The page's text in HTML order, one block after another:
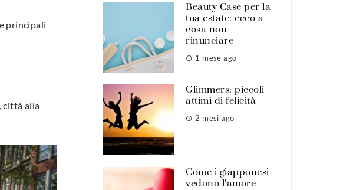
principali
città alla
Beauty Case per la
tua estate: ecco a
cosa non
rinunciare
1 mese ago
Glimmers: piccoli
attimi di felicità
2 mesi ago
Come i giapponesi
vedono l’amore